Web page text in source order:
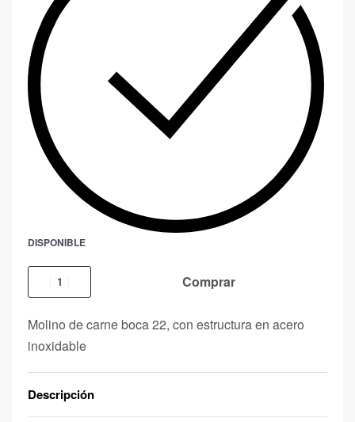
DISPONIBLE
Comprar
Molino de carne boca 22, con estructura en acero
inoxidable
Descripción